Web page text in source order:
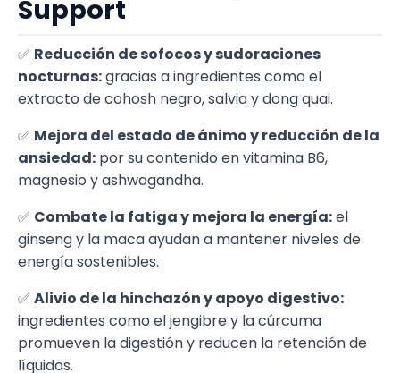
Support
✅ Reducción de sofocos y sudoraciones
nocturnas:gracias a ingredientes como el
extracto de cohosh negro, salvia y dong quai.
✅ Mejora del estado de ánimo y reducción de la
ansiedad: por su contenido en vitamina B6,
magnesio y ashwagandha.
✅ Combate la fatiga y mejora la energía:el
ginseng y la maca ayudan a mantener niveles de
energía sostenibles.
✅ Alivio de la hinchazón y apoyo digestivo:
ingredientes como el jengibre y la cúrcuma
promueven la digestión y reducen la retención de
líquidos.